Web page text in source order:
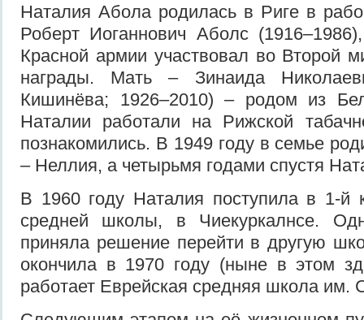
Наталия Абола родилась в Риге в
Роберт Иоганнович Аболс
Красной армии участвовал во Второй
награды. Мать – Зинаида
Кишинёва; 1926–2010) – родом из
Наталии работали на Рижской
познакомились. В 1949 году в семье
– Неллия, а четырьмя годами спустя
В 1960 году Наталия поступила в 1-й
средней школы, в Чиекуркалнсе.
приняла решение перейти в другую
окончила в 1970 году (ныне в этом
работает Еврейская средняя школа им.